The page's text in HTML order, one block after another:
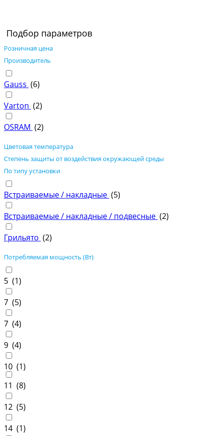
Подбор параметров
Розничная цена
Производитель
Gauss (6)
Varton (2)
OSRAM (2)
Цветовая температура
Степень защиты от воздействия окружающей среды
По типу установки
Встраиваемые / накладные (5)
Встраиваемые / накладные / подвесные (2)
Грильято (2)
Потребляемая мощность (Вт)
5 (1)
7 (5)
7 (4)
9 (4)
10 (1)
11 (8)
12 (5)
14 (1)